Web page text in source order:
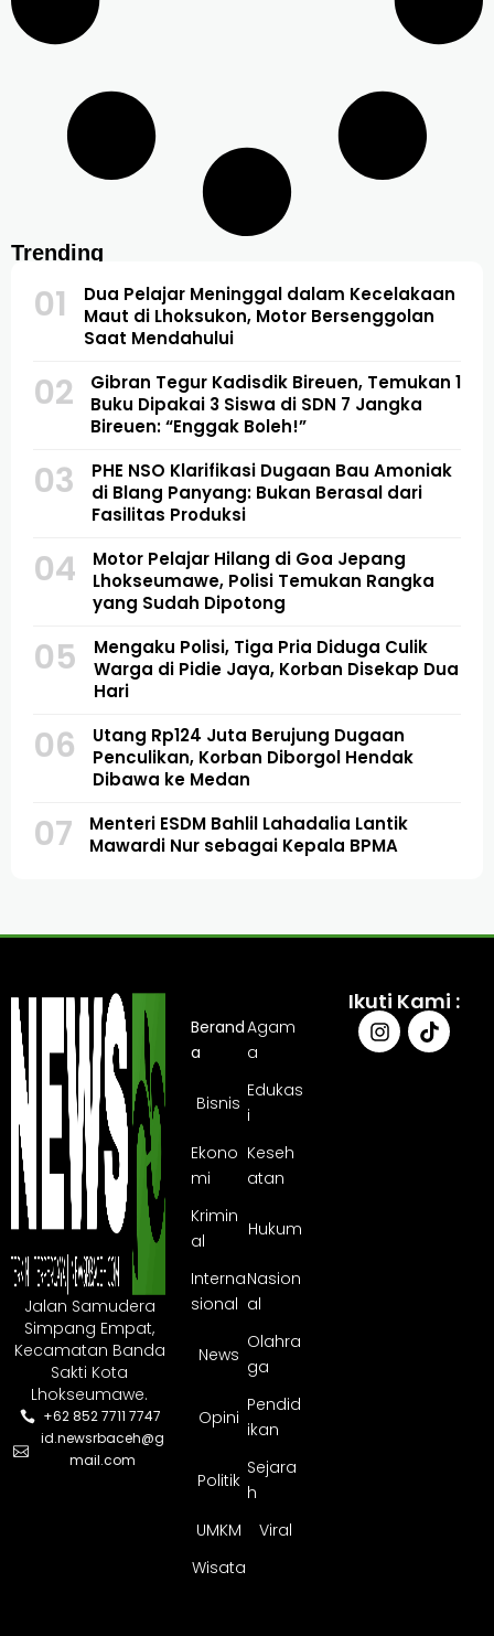
Trending
01
Dua Pelajar Meninggal dalam Kecelakaan
Maut di Lhoksukon, Motor Bersenggolan
Saat Mendahului
02
Gibran Tegur Kadisdik Bireuen, Temukan 1
Buku Dipakai 3 Siswa di SDN 7 Jangka
Bireuen: “Enggak Boleh!”
03
PHE NSO Klarifikasi Dugaan Bau Amoniak
di Blang Panyang: Bukan Berasal dari
Fasilitas Produksi
04
Motor Pelajar Hilang di Goa Jepang
Lhokseumawe, Polisi Temukan Rangka
yang Sudah Dipotong
05
Mengaku Polisi, Tiga Pria Diduga Culik
Warga di Pidie Jaya, Korban Disekap Dua
Hari
06
Utang Rp124 Juta Berujung Dugaan
Penculikan, Korban Diborgol Hendak
Dibawa ke Medan
07
Menteri ESDM Bahlil Lahadalia Lantik
Mawardi Nur sebagai Kepala BPMA
Jalan Samudera
Simpang Empat,
Kecamatan Banda
Sakti Kota
Lhokseumawe.
+62 852 7711 7747
id.newsrbaceh@g
mail.com
Berand
a
Agam
a
Bisnis
Edukas
i
Ekono
mi
Keseh
atan
Krimin
al
Hukum
Interna
sional
Nasion
al
News
Olahra
ga
Opini
Pendid
ikan
Politik
Sejara
h
UMKM
Viral
Wisata
Ikuti Kami :